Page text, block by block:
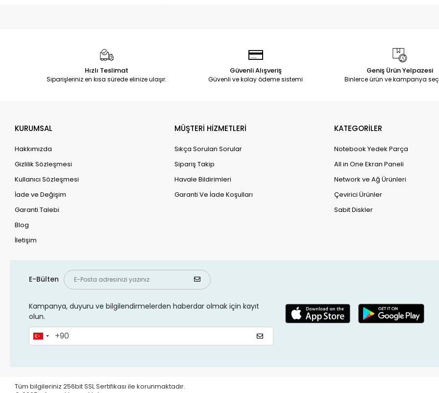
Hızlı Teslimat
Siparişleriniz en kısa sürede elinize ulaşır.
Güvenli Alışveriş
Güvenli ve kolay ödeme sistemi
Geniş Ürün Yelpazesi
Binlerce ürün ve kampanya
KURUMSAL
Hakkımızda
Gizlilik Sözleşmesi
Kullanıcı Sözleşmesi
İade ve Değişim
Garanti Talebi
Blog
İletişim
MÜŞTERİ HİZMETLERİ
Sıkça Sorulan Sorular
Sipariş Takip
Havale Bildirimleri
Garanti Ve İade Koşulları
KATEGORİLER
Notebook Yedek Parça
All in One Ekran Paneli
Network ve Ağ Ürünleri
Çevirici Ürünler
Sabit Diskler
E-Bülten
Kampanya, duyuru ve bilgilendirmelerden haberdar olmak için kayıt
olun.
Tüm bilgileriniz 256bit SSL Sertifikası ile korunmaktadır.